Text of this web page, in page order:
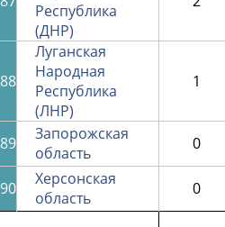
Республика
(ДНР)
88
Луганская
Народная
Республика
(ЛНР)
1
89
Запорожская
область
0
90
Херсонская
область
0